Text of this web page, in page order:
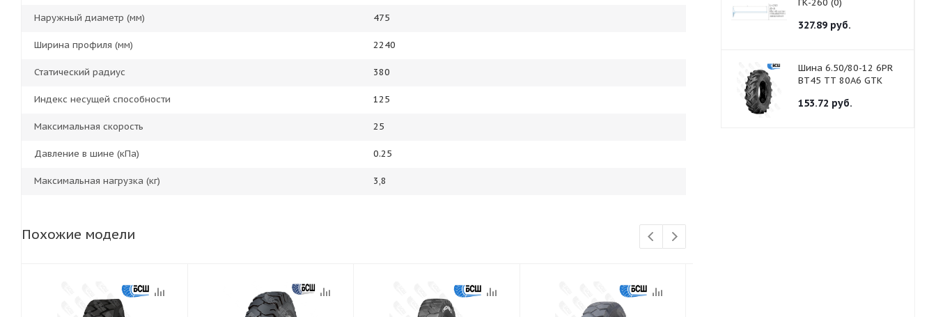
Наружный диаметр (мм) 475
Ширина профиля (мм) 2240
Статический радиус 380
Индекс несущей способности 125
Максимальная скорость 25
Давление в шине (кПа) 0.25
Максимальная нагрузка (кг) 3,8
Похожие модели
ГК-260 (0)
327.89 руб.
Шина 6.50/80-12 6PR
BT45 TТ 80A6 GTK
153.72 руб.